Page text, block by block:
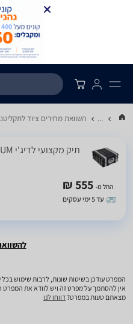
... השוואת מחירים ציוד
‏תיק מקצועי לדיג'י Speed Case ABS-3UM
החל מ- 555 ₪
עד 5 ימי עסקים
המפרט עודכן בשיטות שונות, לרבות שימוש
אין להסתמך על מפרט זה ויש לוודא את
מצאתם טעות במפרט?דווחו לנו